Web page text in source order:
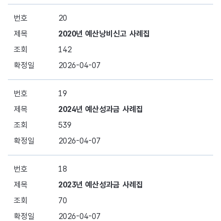
20
2020년 예산낭비신고 사례집
142
2026-04-07
19
2024년 예산성과금 사례집
539
2026-04-07
18
2023년 예산성과금 사례집
70
2026-04-07